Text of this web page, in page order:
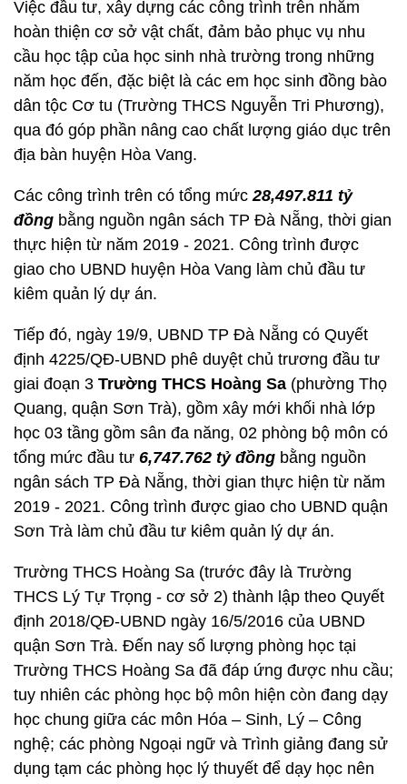
Việc đầu tư, xây dựng các công trình trên nhằm
hoàn thiện cơ sở vật chất, đảm bảo phục vụ nhu
cầu học tập của học sinh nhà trường trong những
năm học đến, đặc biệt là các em học sinh đồng bào
dân tộc Cơ tu (Trường THCS Nguyễn Tri Phương),
qua đó góp phần nâng cao chất lượng giáo dục trên
địa bàn huyện Hòa Vang.
Các công trình trên có tổng mức28,497.811 tỷ
đồng bằng nguồn ngân sách TP Đà Nẵng, thời gian
thực hiện từ năm 2019 - 2021. Công trình được
giao cho UBND huyện Hòa Vang làm chủ đầu tư
kiêm quản lý dự án.
Tiếp đó, ngày 19/9, UBND TP Đà Nẵng có Quyết
định 4225/QĐ-UBND phê duyệt chủ trương đầu tư
giai đoạn 3 Trường THCS Hoàng Sa (phường Thọ
Quang, quận Sơn Trà), gồm xây mới khối nhà lớp
học 03 tầng gồm sân đa năng, 02 phòng bộ môn có
tổng mức đầu tư 6,747.762 tỷ đồng bằng nguồn
ngân sách TP Đà Nẵng, thời gian thực hiện từ năm
2019 - 2021. Công trình được giao cho UBND quận
Sơn Trà làm chủ đầu tư kiêm quản lý dự án.
Trường THCS Hoàng Sa (trước đây là Trường
THCS Lý Tự Trọng - cơ sở 2) thành lập theo Quyết
định 2018/QĐ-UBND ngày 16/5/2016 của UBND
quận Sơn Trà. Đến nay số lượng phòng học tại
Trường THCS Hoàng Sa đã đáp ứng được nhu cầu;
tuy nhiên các phòng học bộ môn hiện còn đang dạy
học chung giữa các môn Hóa – Sinh, Lý – Công
nghệ; các phòng Ngoại ngữ và Trình giảng đang sử
dụng tạm các phòng học lý thuyết để dạy học nên